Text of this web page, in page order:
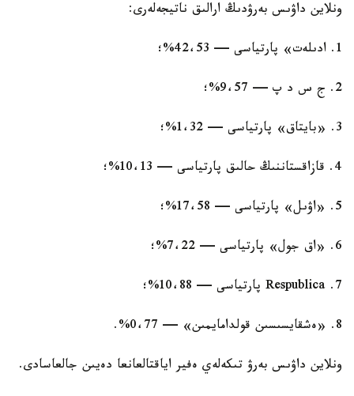
ونلاين داۋىس بەرۋدىڭ ارالىق ناتيجەلەرى:
1. ادىلەت» پارتياسى — 42،53%؛
2. ج س د پ — 9،57%؛
3. «بايتاق» پارتياسى — 1،32%؛
4. قازاقستاننىڭ حالىق پارتياسى — 10،13%؛
5. «اۋىل» پارتياسى — 17،58%؛
6. «اق جول» پارتياسى — 7،22%؛
7. Respublica پارتياسى — 10،88%؛
8. «ەشقايسىسىن قولدامايمىن» — 0،77%.
ونلاين داۋىس بەرۋ تىكەلەي ەفير اياقتالعانعا دەيىن جالعاسادى.